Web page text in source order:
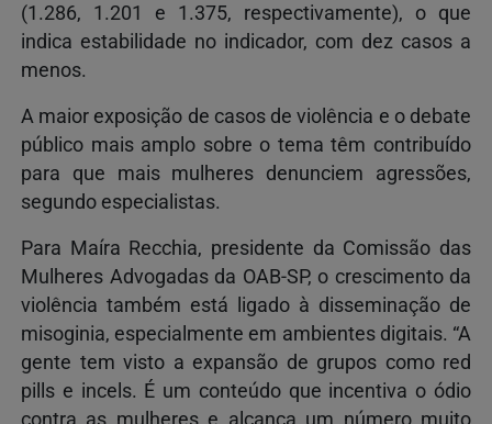
(1.286, 1.201 e 1.375, respectivamente), o que
indica estabilidade no indicador, com dez casos a
menos.
A maior exposição de casos de violência e o debate
público mais amplo sobre o tema têm contribuído
para que mais mulheres denunciem agressões,
segundo especialistas.
Para Maíra Recchia, presidente da Comissão das
Mulheres Advogadas da OAB-SP, o crescimento da
violência também está ligado à disseminação de
misoginia, especialmente em ambientes digitais. “A
gente tem visto a expansão de grupos como red
pills e incels. É um conteúdo que incentiva o ódio
contra as mulheres e alcança um número muito